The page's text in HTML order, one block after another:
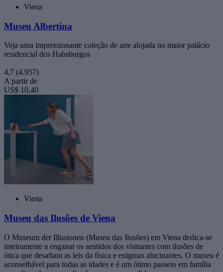
Viena
Museu Albertina
Veja uma impressionante coleção de arte alojada no maior palácio
residencial dos Habsburgos
4,7 (4.957)
A partir de
US$ 10,40
Viena
Museu das Ilusões de Viena
O Museum der Illusionen (Museu das Ilusões) em Viena dedica-se
inteiramente a enganar os sentidos dos visitantes com ilusões de
ótica que desafiam as leis da física e enigmas alucinantes. O museu é
aconselhável para todas as idades e é um ótimo passeio em família